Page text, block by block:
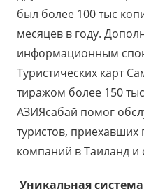
был более 100 тыс
месяцев в году.
информационным
Туристических карт
тиражом более 150
АЗИЯсабай помог
туристов,
компаний в Таиланд и
Уникальная